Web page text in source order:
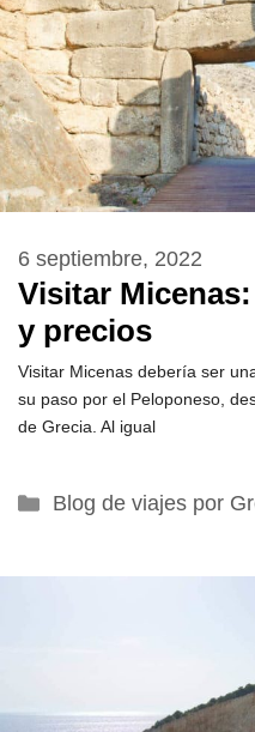
Visitar
y precios
6 septiembre, 2022
Visitar Micenas debería ser
su paso por el Peloponeso,
de Grecia. Al igual
Categorías
Blog de viajes por